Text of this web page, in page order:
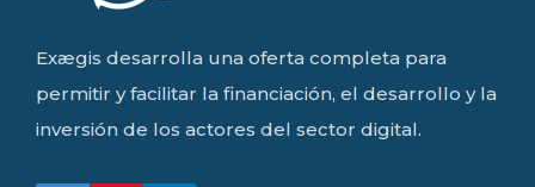
Exægis desarrolla una oferta completa para
permitir y facilitar la financiación, el desarrollo y la
inversión de los actores del sector digital.